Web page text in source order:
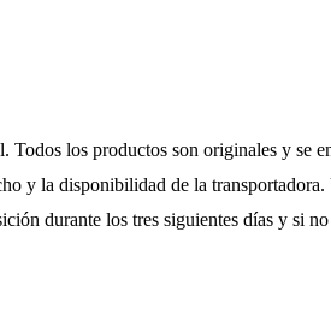
los productos son originales y se
y la disponibilidad de la
durante los tres siguientes días y si